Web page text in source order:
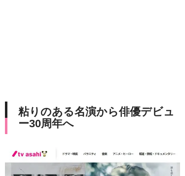
粘りのある名演から俳優デビュ
ー30周年へ